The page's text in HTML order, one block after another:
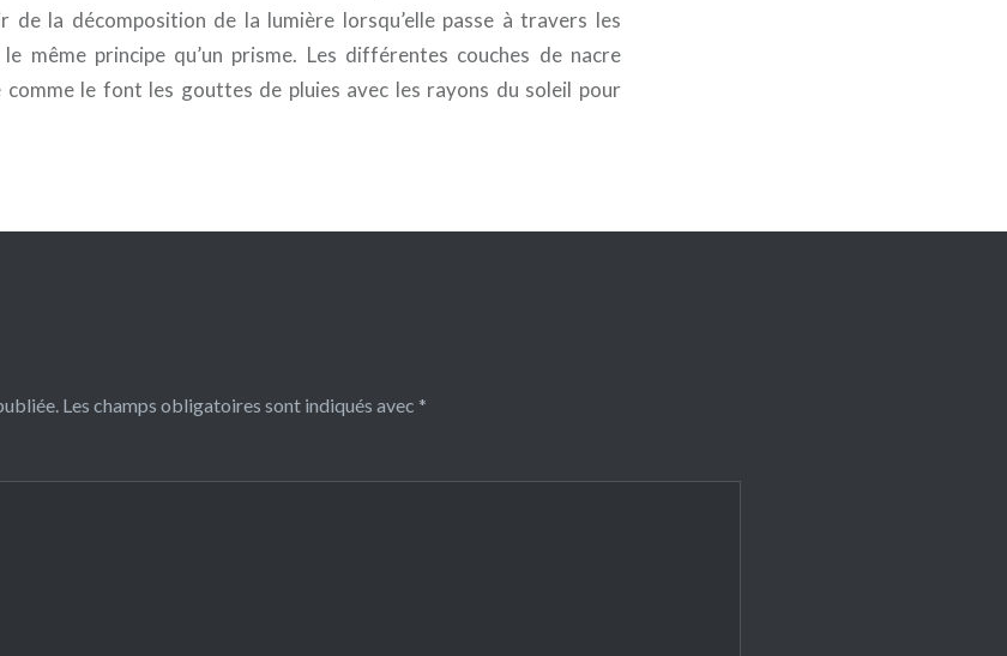
de la décomposition de la lumière lorsqu’elle passe à travers les
même principe qu’un prisme. Les différentes couches de nacre
comme le font les gouttes de pluies avec les rayons du soleil pour
Les champs obligatoires sont indiqués avec *